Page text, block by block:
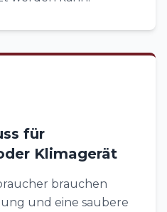
für
Klimagerät
brauchen
und eine saubere